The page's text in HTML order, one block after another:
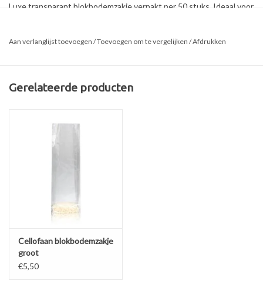
Luxe transparant blokbodemzakje verpakt per 50 stuks. Ideaal voor
Aan verlanglijst toevoegen /Toevoegen om te vergelijken /Afdrukken
Gerelateerde producten
Cellofaan blokbodemzakje
groot
€5,50